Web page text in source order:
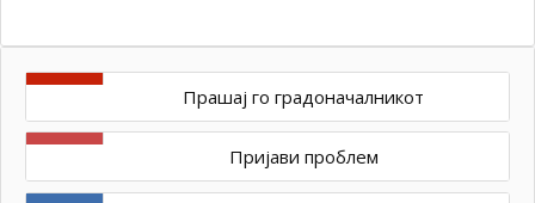
Прашај го градоначалникот
Пријави проблем